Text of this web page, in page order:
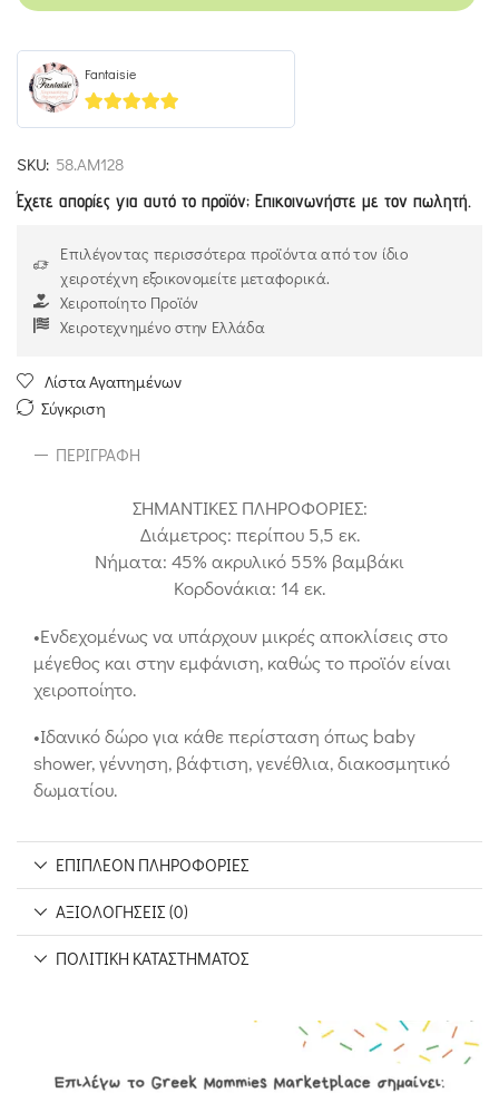
Fantaisie
5out of 5
SKU: 58.ΑΜ128
Έχετε απορίες για αυτό το προϊόν; Επικοινωνήστε με τον πωλητή.
Επιλέγοντας περισσότερα προϊόντα από τον ίδιο
χειροτέχνη εξοικονομείτε μεταφορικά.
Χειροποίητο Προϊόν
Χειροτεχνημένο στην Ελλάδα
Λίστα Αγαπημένων
Σύγκριση
ΠΕΡΙΓΡΑΦΉ
ΣΗΜΑΝΤΙΚΕΣ ΠΛΗΡΟΦΟΡΙΕΣ:
Διάμετρος: περίπου 5,5 εκ.
Νήματα: 45% ακρυλικό 55% βαμβάκι
Κορδονάκια: 14 εκ.
•Ενδεχομένως να υπάρχουν μικρές αποκλίσεις στο
μέγεθος και στην εμφάνιση, καθώς το προϊόν είναι
χειροποίητο.
•Ιδανικό δώρο για κάθε περίσταση όπως baby
shower, γέννηση, βάφτιση, γενέθλια, διακοσμητικό
δωματίου.
ΕΠΙΠΛΈΟΝ ΠΛΗΡΟΦΟΡΊΕΣ
ΑΞΙΟΛΟΓΉΣΕΙΣ (0)
ΠΟΛΙΤΙΚΉ ΚΑΤΑΣΤΉΜΑΤΟΣ